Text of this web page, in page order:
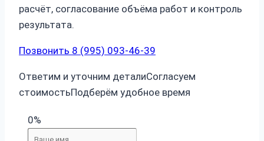
расчёт, согласование объёма работ и контроль
результата.
Позвонить 8 (995) 093-46-39
Ответим и уточним деталиСогласуем
стоимостьПодберём удобное время
0%